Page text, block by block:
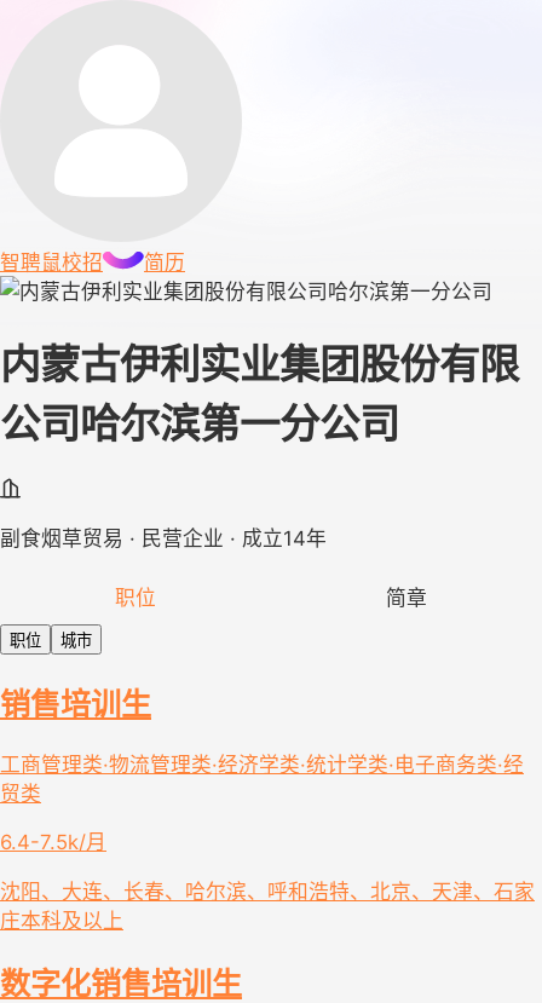
智聘鼠校招 简历
内蒙古伊利实业集团股份有限
公司哈尔滨第一分公司
副食烟草贸易 · 民营企业 · 成立14年
职位 简章
职位 城市
销售培训生
工商管理类·物流管理类·经济学类·统计学类·电子商务类·经
贸类
6.4-7.5k/月
沈阳、大连、长春、哈尔滨、呼和浩特、北京、天津、石家
庄本科及以上
数字化销售培训生